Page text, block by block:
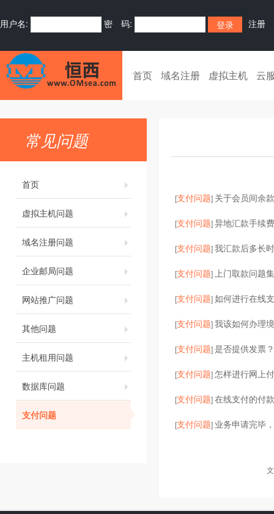
用户名: 密 码: 注册
首页 域名注册 虚拟主机 云
常见问题
首页
虚拟主机问题
域名注册问题
企业邮局问题
网站推广问题
其他问题
主机租用问题
数据库问题
支付问题
[支付问题] 关于会员间余
[支付问题]异地汇款手续
[支付问题]我汇款后多长
[支付问题]上门取款问题
[支付问题]如何进行在线
[支付问题]我该如何办理
[支付问题]是否提供发票
[支付问题]怎样进行网上
[支付问题]在线支付的付
[支付问题] 业务申请完毕